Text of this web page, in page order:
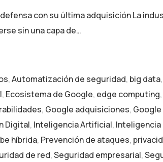
con su última adquisición La
sin una capa de…
,Automatización de seguridad, big data,
, Ecosistema de Google, edge computing,
, Google adquisiciones, Google
Digital, Inteligencia Artificial, Inteligencia
híbrida, Prevención de ataques,
de red,Seguridad empresarial,